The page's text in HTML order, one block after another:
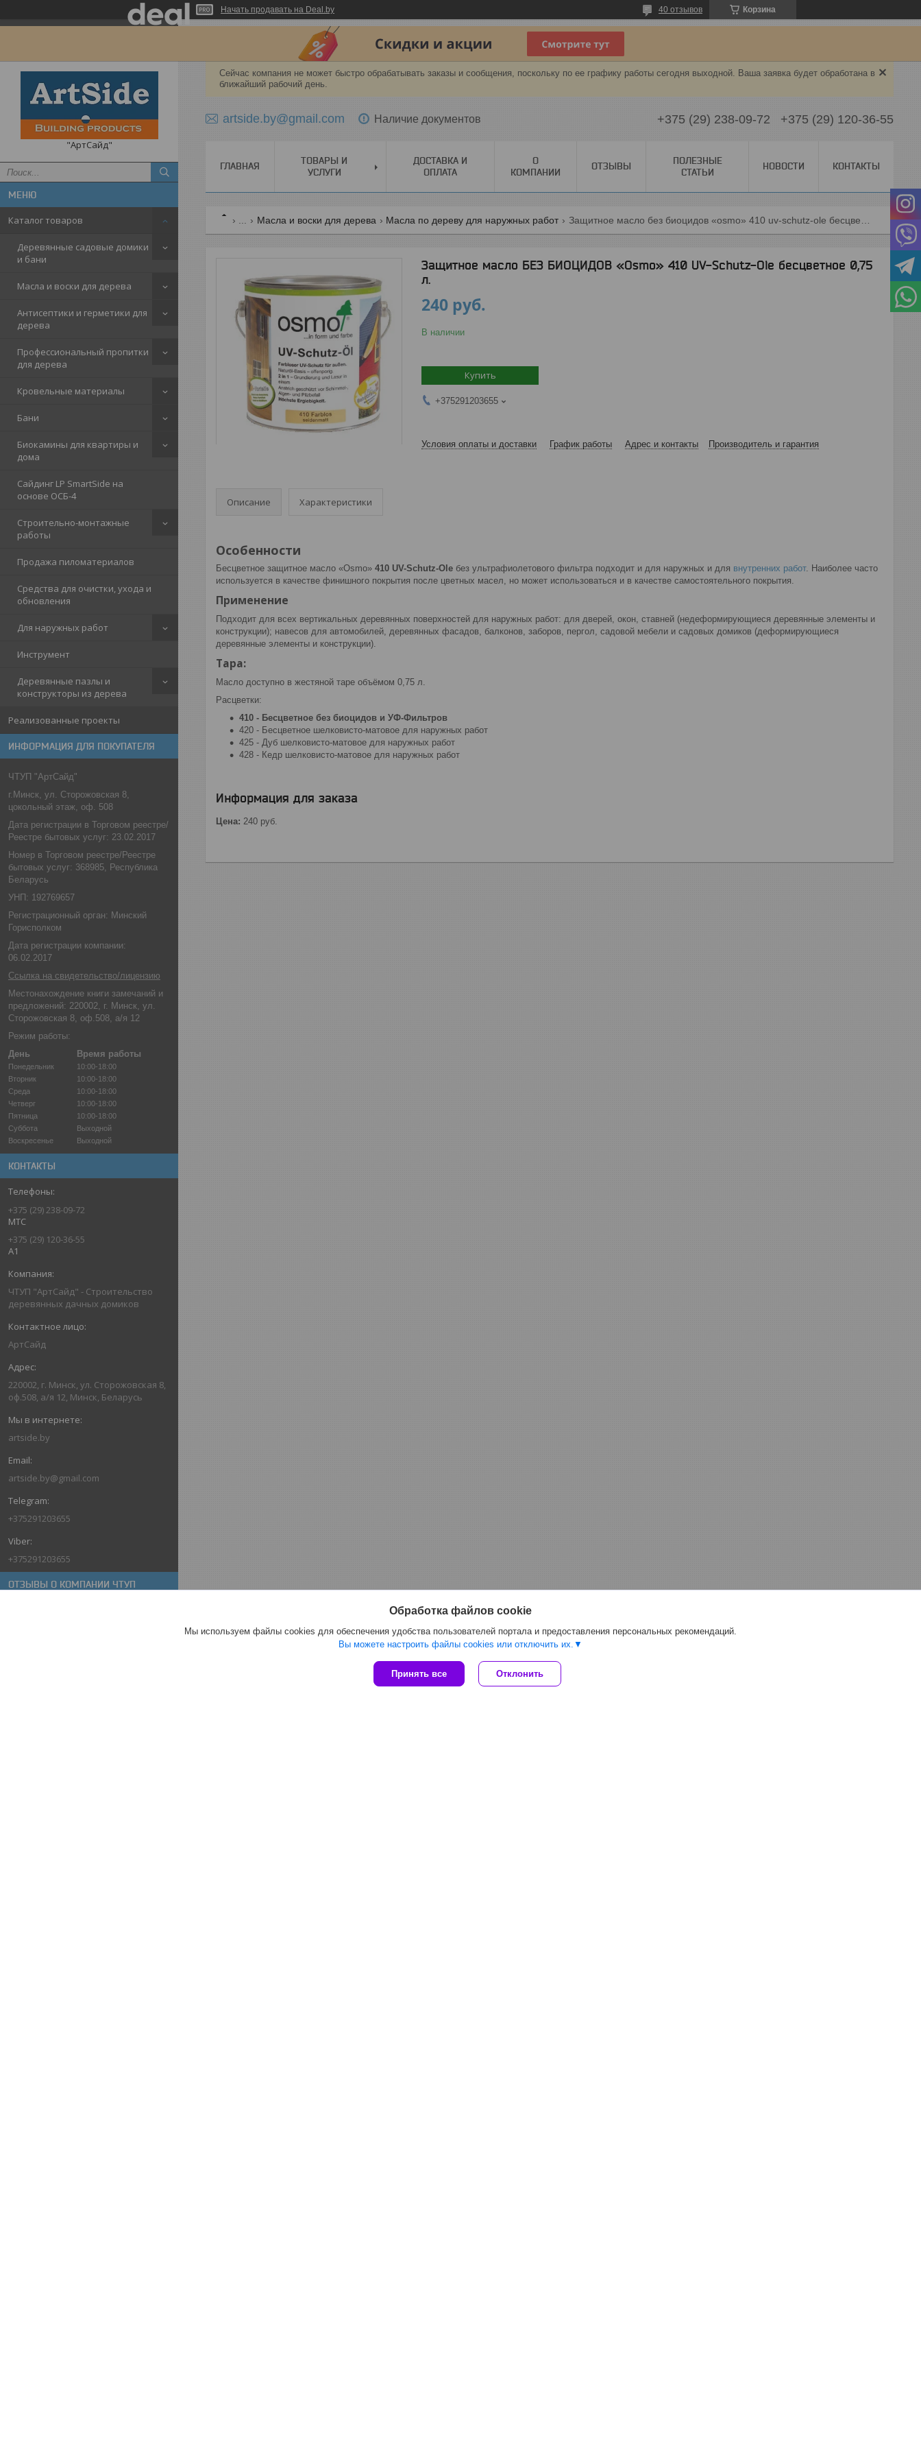
Начать продавать на Deal.by Корзина
40 отзывов
"АртСайд"
Каталог товаров
Деревянные садовые домики
и бани
Масла и воски для дерева
Антисептики и герметики для
дерева
Профессиональный пропитки
для дерева
Кровельные материалы
Бани
Биокамины для квартиры и
дома
Сайдинг LP SmartSide на
основе ОСБ-4
Строительно-монтажные
работы
Продажа пиломатериалов
Средства для очистки, ухода и
обновления
Для наружных работ
Инструмент
Деревянные пазлы и
конструкторы из дерева
Реализованные проекты
ИНФОРМАЦИЯ ДЛЯ ПОКУПАТЕЛЯ
ЧТУП "АртСайд"
г.Минск, ул. Сторожовская 8,
цокольный этаж, оф. 508
Дата регистрации в Торговом реестре/
Реестре бытовых услуг: 23.02.2017
Номер в Торговом реестре/Реестре
бытовых услуг: 368985, Республика
Беларусь
УНП: 192769657
Регистрационный орган: Минский
Горисполком
Дата регистрации компании:
06.02.2017
Ссылка на свидетельство/лицензию
Местонахождение книги замечаний и
предложений: 220002, г. Минск, ул.
Сторожовская 8, оф.508, а/я 12
Режим работы:
День
Время работы
Понедельник
10:00-18:00
Вторник
10:00-18:00
Среда
10:00-18:00
Четверг
10:00-18:00
Пятница
10:00-18:00
Суббота
Выходной
Воскресенье
Выходной
КОНТАКТЫ
+375 (29) 238-09-72
МТС
+375 (29) 120-36-55
А1
ЧТУП "АртСайд" - Строительство
деревянных дачных домиков
АртСайд
220002, г. Минск, ул. Сторожовская 8,
оф.508, а/я 12, Минск, Беларусь
artside.by
artside.by@gmail.com
+375291203655
+375291203655
ОТЗЫВЫ О КОМПАНИИ ЧТУП
Сейчас компания не может быстро обрабатывать заказы и сообщения, поскольку по ее графику работы сегодня выходной. Ваша заявка будет обработана в
ближайший рабочий день.
artside.by@gmail.com Наличие документов +375 (29) 238-09-72 +375 (29) 120-36-55
ГЛАВНАЯ
ТОВАРЫ И
УСЛУГИ
ДОСТАВКА И
ОПЛАТА
О
КОМПАНИИ
ОТЗЫВЫ
ПОЛЕЗНЫЕ
СТАТЬИ
НОВОСТИ КОНТАКТЫ
Масла и воски для дерева Масла по дереву для наружных работ
Защитное масло БЕЗ БИОЦИДОВ «Osmo» 410 UV-Schutz-Ole бесцветное 0,75
л.
240 руб.
В наличии
Купить
+375291203655
Условия оплаты и доставки График работы Адрес и контакты Производитель и гарантия
Описание Характеристики
Особенности
Бесцветное защитное масло «Osmo» 410 UV-Schutz-Ole без ультрафиолетового фильтра подходит и для наружных и для внутренних работ. Наиболее часто
используется в качестве финишного покрытия после цветных масел, но может использоваться и в качестве самостоятельного покрытия.
Применение
Подходит для всех вертикальных деревянных поверхностей для наружных работ: для дверей, окон, ставней (недеформирующиеся деревянные элементы и
конструкции); навесов для автомобилей, деревянных фасадов, балконов, заборов, пергол, садовой мебели и садовых домиков (деформирующиеся
деревянные элементы и конструкции).
Тара:
Масло доступно в жестяной таре объёмом 0,75 л.
Расцветки:
410 - Бесцветное без биоцидов и УФ-Фильтров
420 - Бесцветное шелковисто-матовое для наружных работ
425 - Дуб шелковисто-матовое для наружных работ
428 - Кедр шелковисто-матовое для наружных работ
Информация для заказа
Цена: 240 руб.
Обработка файлов cookie
Мы используем файлы cookies для обеспечения удобства пользователей портала и предоставления персональных рекомендаций.
Вы можете настроить файлы cookies или отключить их.
Принять все Отклонить